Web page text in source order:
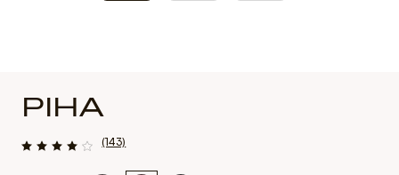
PIHA
(143)